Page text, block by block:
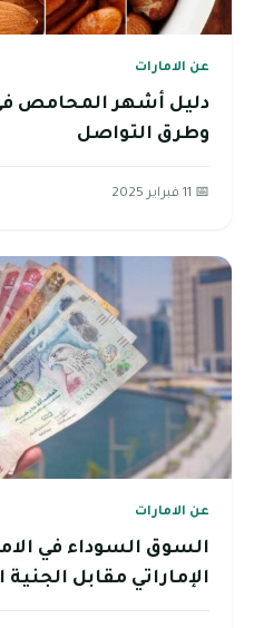
عن الامارات
دليل أشهر المحامص في
وطرق التواصل
📅 11 فبراير 2025
عن الامارات
السوق السوداء في
الإماراتي مقابل